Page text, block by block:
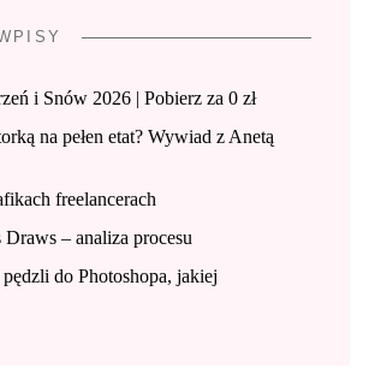
i Snów 2026 | Pobierz za 0 zł
na pełen etat? Wywiad z Anetą
freelancerach
– analiza procesu
do Photoshopa, jakiej